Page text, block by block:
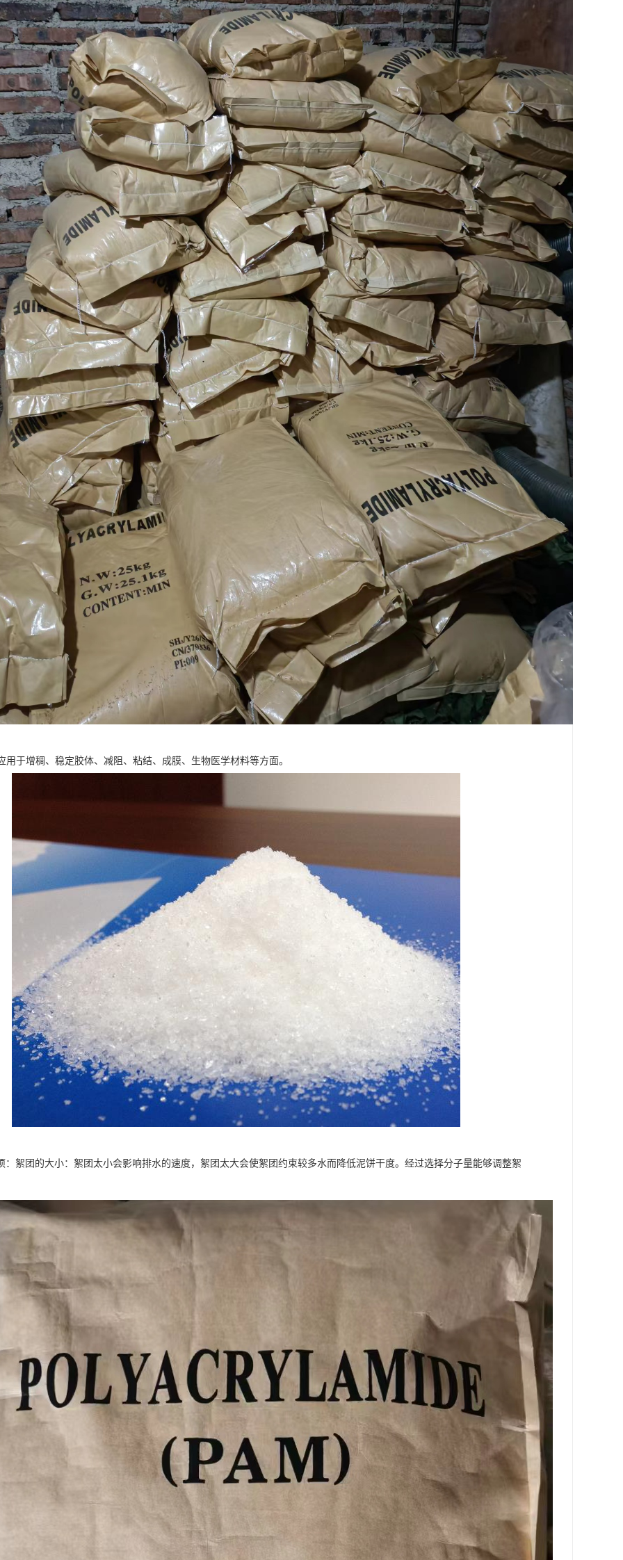
用于增稠、稳定胶体、减阻、粘结、成膜、生物医学材料等方面。
：絮团的大小：絮团太小会影响排水的速度，絮团太大会使絮团约束较多水而降低泥饼干度。经过选择分子量能够调整絮